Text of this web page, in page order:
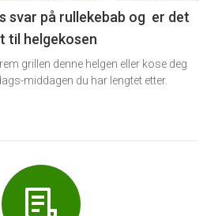
svar på rullekebab og er det
til helgekosen
grillen denne helgen eller kose deg
middagen du har lengtet etter.